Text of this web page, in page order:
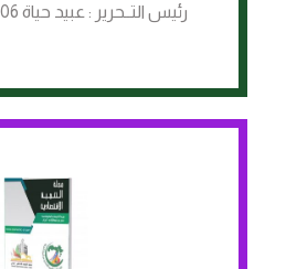
رئيس التــحرير : عبيد حياة ISSN:2477-9806